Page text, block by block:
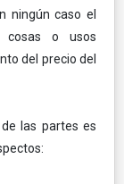
ningún caso el
cosas o usos
del precio del
las partes es